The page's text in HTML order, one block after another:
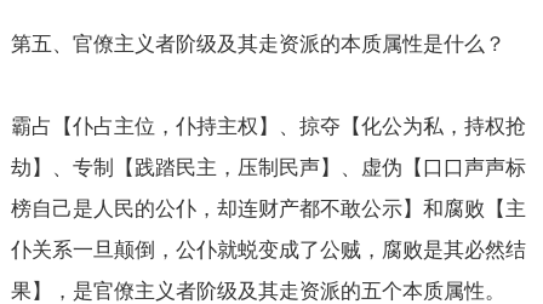
第五、官僚主义者阶级及其走资派的本质属性是什么？
霸占【仆占主位，仆持主权】、掠夺【化公为私，持权抢
劫】、专制【践踏民主，压制民声】、虚伪【口口声声标
榜自己是人民的公仆，却连财产都不敢公示】和腐败【主
仆关系一旦颠倒，公仆就蜕变成了公贼，腐败是其必然结
果】，是官僚主义者阶级及其走资派的五个本质属性。